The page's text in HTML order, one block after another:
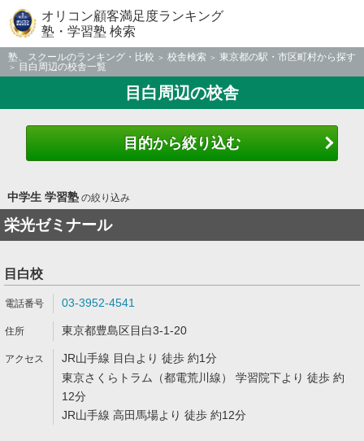
オリコン顧客満足度ランキング
塾・学習塾 検索
塾、スクールのランキング・比較 校舎検索
東京都の駅・市区町村から探す
目白周辺の校舎一覧
目白周辺の校舎
目的から絞り込む
中学生 学習塾の絞り込み
栄光ゼミナール
目白校
03-3952-4541
東京都豊島区目白3-1-20
JR山手線 目白より 徒歩 約1分
東京さくらトラム（都電荒川線） 学習院下より 徒歩 約
12分
JR山手線 高田馬場より 徒歩 約12分